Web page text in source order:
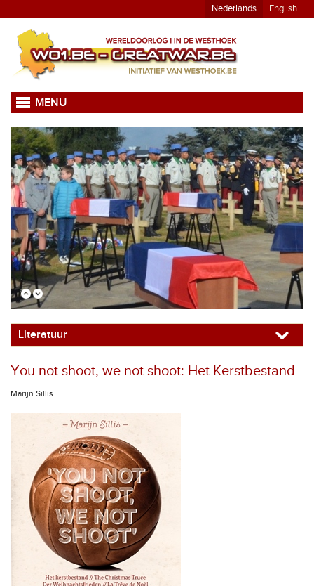
Nederlands English
MENU
Literatuur
You not shoot, we not shoot: Het Kerstbestand
Marijn Sillis